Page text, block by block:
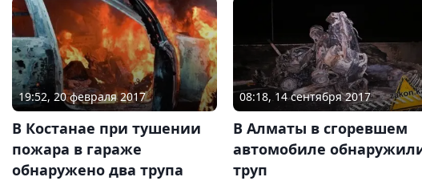
19:52, 20 февраля 2017
В Костанае при тушении
пожара в гараже
обнаружено два трупа
08:18, 14 сентября 2017
В Алматы в сгоревшем
автомобиле
труп